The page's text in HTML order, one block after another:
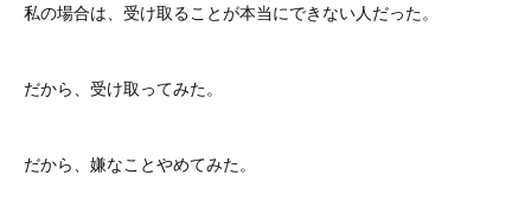
私の場合は、受け取ることが本当にできない人だった。
だから、受け取ってみた。
だから、嫌なことやめてみた。